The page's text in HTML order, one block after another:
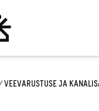
VEEVARUSTUSE JA